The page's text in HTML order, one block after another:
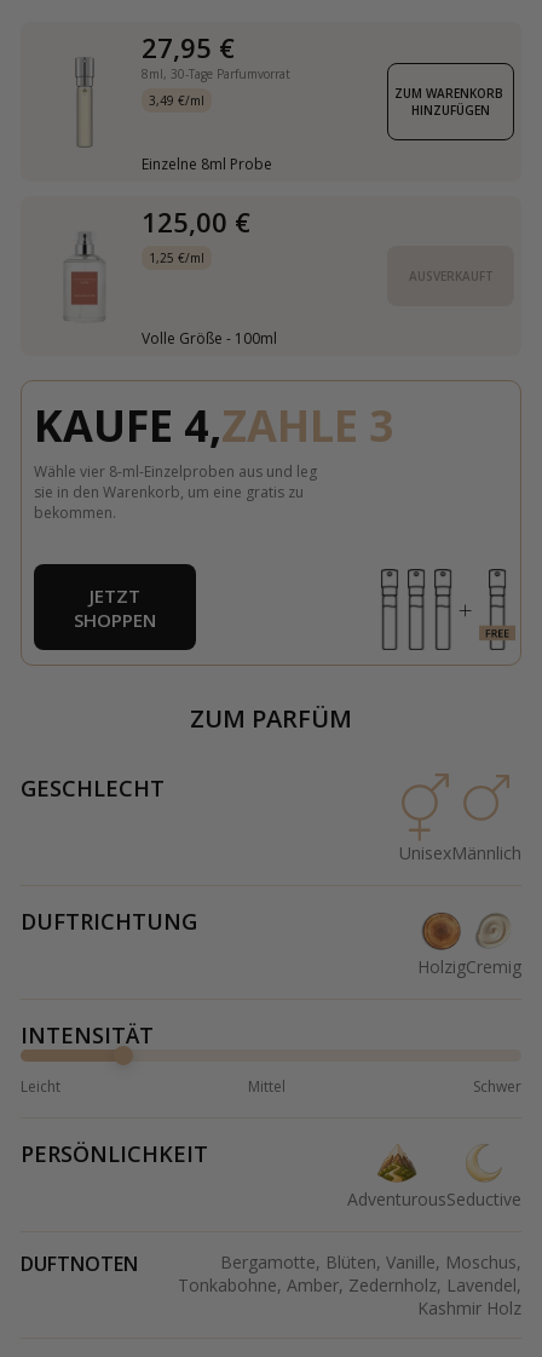
27,95 €
8ml, 30-Tage Parfumvorrat
3,49 €/ml
Einzelne 8ml Probe
ZUM WARENKORB
HINZUFÜGEN
125,00 €
1,25 €/ml
Volle Größe - 100ml
AUSVERKAUFT
KAUFE 4,ZAHLE 3
Wähle vier 8-ml-Einzelproben aus und leg
sie in den Warenkorb, um eine gratis zu
bekommen.
JETZT
SHOPPEN
ZUM PARFÜM
GESCHLECHT
UnisexMännlich
DUFTRICHTUNG
HolzigCremig
INTENSITÄT
Leicht Mittel Schwer
PERSÖNLICHKEIT
AdventurousSeductive
DUFTNOTEN
Bergamotte, Blüten, Vanille, Moschus,
Tonkabohne, Amber, Zedernholz, Lavendel,
Kashmir Holz